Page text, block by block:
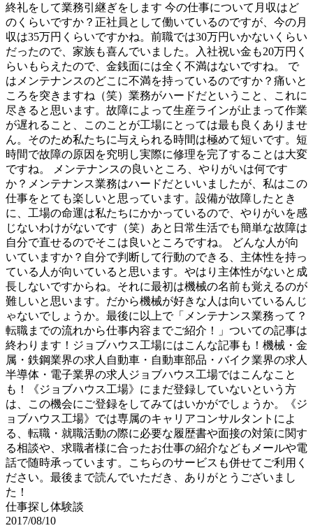
終礼をして業務引継ぎをします 今の仕事について月収はど
のくらいですか？正社員として働いているのですが、今の月
収は35万円くらいですかね。前職では30万円いかないくらい
だったので、家族も喜んでいました。入社祝い金も20万円く
らいもらえたので、金銭面には全く不満はないですね。 で
はメンテナンスのどこに不満を持っているのですか？痛いと
ころを突きますね（笑）業務がハードだということ、これに
尽きると思います。故障によって生産ラインが止まって作業
が遅れること、このことが工場にとっては最も良くありませ
ん。そのため私たちに与えられる時間は極めて短いです。短
時間で故障の原因を究明し実際に修理を完了することは大変
ですね。 メンテナンスの良いところ、やりがいは何です
か？メンテナンス業務はハードだといいましたが、私はこの
仕事をとても楽しいと思っています。設備が故障したとき
に、工場の命運は私たちにかかっているので、やりがいを感
じないわけがないです（笑）あと日常生活でも簡単な故障は
自分で直せるのでそこは良いところですね。 どんな人が向
いていますか？自分で判断して行動のできる、主体性を持っ
ている人が向いていると思います。やはり主体性がないと成
長しないですからね。それに最初は機械の名前も覚えるのが
難しいと思います。だから機械が好きな人は向いているんじ
ゃないでしょうか。最後に以上で「メンテナンス業務って？
転職までの流れから仕事内容までご紹介！」ついての記事は
終わります！ジョブハウス工場にはこんな記事も！機械・金
属・鉄鋼業界の求人自動車・自動車部品・バイク業界の求人
半導体・電子業界の求人ジョブハウス工場ではこんなこと
も！《ジョブハウス工場》にまだ登録していないという方
は、この機会にご登録をしてみてはいかがでしょうか。《ジ
ョブハウス工場》では専属のキャリアコンサルタントによ
る、転職・就職活動の際に必要な履歴書や面接の対策に関す
る相談や、求職者様に合ったお仕事の紹介などもメールや電
話で随時承っています。こちらのサービスも併せてご利用く
ださい。最後まで読んでいただき、ありがとうございまし
た！
仕事探し体験談
2017/08/10